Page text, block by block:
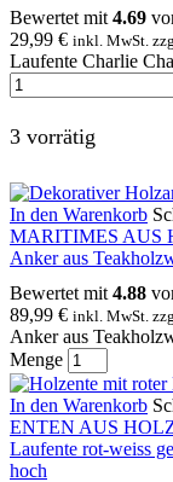
Bewertet mit 4.69
29,99 € inkl. MwSt.
Laufente Charlie
3 vorrätig
In den Warenkorb
MARITIMES AUS
Anker aus
Bewertet mit 4.88
89,99 € inkl. MwSt.
Anker aus
Menge
In den Warenkorb
ENTEN AUS
Laufente rot-weiss
hoch